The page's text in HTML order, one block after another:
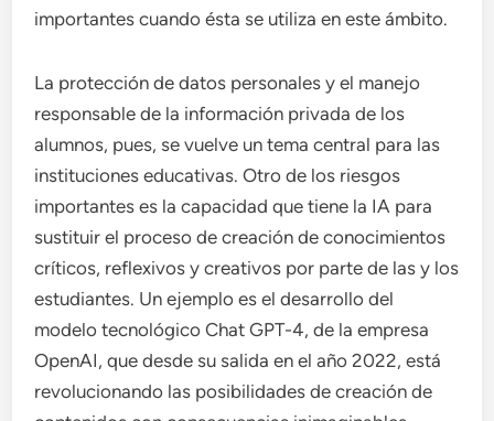
importantes cuando ésta se utiliza en este ámbito.
La protección de datos personales y el manejo
responsable de la información privada de los
alumnos, pues, se vuelve un tema central para las
instituciones educativas. Otro de los riesgos
importantes es la capacidad que tiene la IA para
sustituir el proceso de creación de conocimientos
críticos, reflexivos y creativos por parte de las y los
estudiantes. Un ejemplo es el desarrollo del
modelo tecnológico Chat GPT-4, de la empresa
OpenAI, que desde su salida en el año 2022, está
revolucionando las posibilidades de creación de